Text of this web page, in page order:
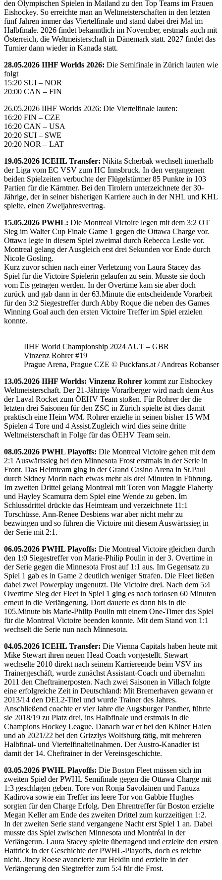
den Olympischen Spielen in Mailand zu den Top Teams im Frauen
Eishockey. So erreichte man an Weltmeisterschaften in den letzten
fünf Jahren immer das Viertelfinale und stand dabei drei Mal im
Halbfinale. 2026 findet bekanntlich im November, erstmals auch mit
Österreich, die Weltmeisterschaft in Dänemark statt. 2027 findet das
Turnier dann wieder in Kanada statt.
28.05.2026 IIHF Worlds 2026: Die Semifinale in Zürich lauten wie
folgt
15:20 SUI – NOR
20:00 CAN – FIN
26.05.2026 IIHF Worlds 2026: Die Viertelfinale lauten:
16:20 FIN – CZE
16:20 CAN – USA
20:20 SUI – SWE
20:20 NOR – LAT
19.05.2026 ICEHL Transfer: Nikita Scherbak wechselt innerhalb
der Liga vom EC VSV zum HC Innsbruck. In den vergangenen
beiden Spielzeiten verbuchte der Flügelstürmer 85 Punkte in 103
Partien für die Kärntner. Bei den Tirolern unterzeichnete der 30-
Jährige, der in seiner bisherigen Karriere auch in der NHL und KHL
spielte, einen Zweijahresvertrag.
15.05.2026 PWHL: Die Montreal Victoire legen mit dem 3:2 OT
Sieg im Walter Cup Finale Game 1 gegen die Ottawa Charge vor.
Ottawa legte in diesem Spiel zweimal durch Rebecca Leslie vor.
Montreal gelang der Ausgleich erst drei Sekunden vor Ende durch
Nicole Gosling.
Kurz zuvor schien nach einer Verletzung von Laura Stacey das
Spiel für die Victoire Spielerin gelaufen zu sein. Musste sie doch
vom Eis getragen werden. In der Overtime kam sie aber doch
zurück und gab dann in der 63.Minute die entscheidende Vorarbeit
für den 3:2 Siegestreffer durch Abby Roque die neben des Games
Winning Goal auch den ersten Victoire Treffer im Spiel erzielen
konnte.
IIHF World Championship 2024 AUT – GBR
Vinzenz Rohrer #19
Prague Arena, Prague CZE © Puckfans.at / Andreas Robanser
13.05.2026 IIHF Worlds: Vinzenz Rohrer kommt zur Eishockey
Weltmeisterschaft. Der 21-Jährige Vorarlberger wird nach dem Aus
der Laval Rocket zum ÖEHV Team stoßen. Für Rohrer der die
letzten drei Saisonen für den ZSC in Zürich spielte ist dies damit
praktisch eine Heim WM. Rohrer erzielte in seinen bisher 15 WM
Spielen 4 Tore und 4 Assist.Zugleich wird dies seine dritte
Weltmeisterschaft in Folge für das ÖEHV Team sein.
08.05.2026 PWHL Playoffs: Die Montreal Victoire gehen mit dem
2:1 Auswärtssieg bei den Minnesota Frost erstmals in der Serie in
Front. Das Heimteam ging in der Grand Casino Arena in St.Paul
durch Sidney Morin nach etwas mehr als drei Minuten in Führung.
Im zweiten Drittel gelang Montreal mit Toren von Maggie Flaherty
und Hayley Scamurra dem Spiel eine Wende zu geben. Im
Schlussdrittel drückte das Heimteam und verzeichnete 11:1
Torschüsse. Ann-Renee Desbiens war aber nicht mehr zu
bezwingen und so führen die Victoire mit diesem Auswärtssieg in
der Serie mit 2:1.
06.05.2026 PWHL Playoffs: Die Montreal Victoire gleichen durch
den 1:0 Siegestreffer von Marie-Philip Poulin in der 3. Overtime in
der Serie gegen die Minnesota Frost auf 1:1 aus. Im Gegensatz zu
Spiel 1 gab es in Game 2 deutlich weniger Strafen. Die Fleet ließen
dabei zwei Powerplay ungenutzt. Die Victoire drei. Nach dem 5:4
Overtime Sieg der Fleet in Spiel 1 ging es nach torlosen 60 Minuten
erneut in die Verlängerung. Dort dauerte es dann bis in die
105.Minute bis Marie-Philip Poulin mit einem One-Timer das Spiel
für die Montreal Victoire beenden konnte. Mit dem Stand von 1:1
wechselt die Serie nun nach Minnesota.
04.05.2026 ICEHL Transfer: Die Vienna Capitals haben heute mit
Mike Stewart ihren neuen Head Coach vorgestellt. Stewart
wechselte 2010 direkt nach seinem Karriereende beim VSV ins
Trainergeschäft, wurde zunächst Assistant-Coach und übernahm
2011 den Cheftrainerposten. Nach zwei Saisonen in Villach folgte
eine erfolgreiche Zeit in Deutschland: Mit Bremerhaven gewann er
2013/14 den DEL2-Titel und wurde Trainer des Jahres.
Anschließend coachte er vier Jahre die Augsburger Panther, führte
sie 2018/19 zu Platz drei, ins Halbfinale und erstmals in die
Champions Hockey League. Danach war er bei den Kölner Haien
und ab 2021/22 bei den Grizzlys Wolfsburg tätig, mit mehreren
Halbfinal- und Viertelfinalteilnahmen. Der Austro-Kanadier ist
damit der 14. Cheftrainer in der Vereinsgeschichte.
03.05.2026 PWHL Playoffs: Die Boston Fleet müssen sich im
zweiten Spiel der PWHL Semifinale gegen die Ottawa Charge mit
1:3 geschlagen geben. Tore von Ronja Savolainen und Fanuza
Kadirova sowie ein Treffer ins leere Tor von Gabbie Hughes
sorgten für den Charge Erfolg. Den Ehrentreffer für Boston erzielte
Megan Keller am Ende des zweiten Drittel zum kurzzeitigen 1:2.
In der zweiten Serie stand vergangene Nacht erst Spiel 1 an. Dabei
musste das Spiel zwischen Minnesota und Montréal in der
Verlängerun. Laura Stacey spielte überragend und erzielte den ersten
Hattrick in der Geschichte der PWHL-Playoffs, doch es reichte
nicht. Jincy Roese avancierte zur Heldin und erzielte in der
Verlängerung den Siegtreffer zum 5:4 für die Frost.